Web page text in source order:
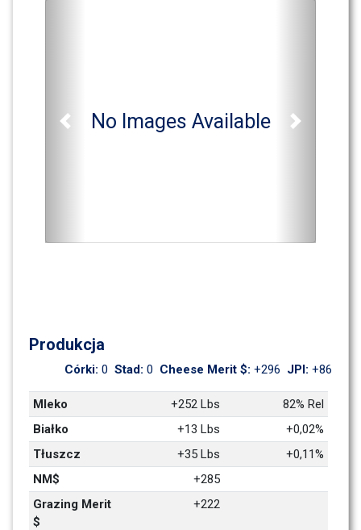
No Images Available
Previous Next
Produkcja
Córki: 0 Stad: 0 Cheese Merit $: +296 JPI: +86
Mleko +252 Lbs
82% Rel
Białko
+13 Lbs
+0,02%
Tłuszcz
+35 Lbs
+0,11%
NM$
+285
Grazing Merit
$
+222